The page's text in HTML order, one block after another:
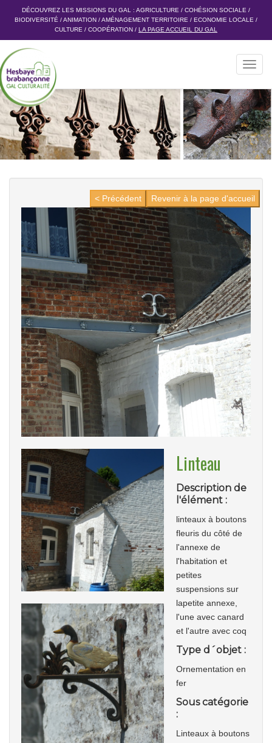
DÉCOUVREZ LES MISSIONS DU GAL : AGRICULTURE / COHÉSION SOCIALE /
BIODIVERSITÉ /ANIMATION /AMÉNAGEMENT TERRITOIRE / ECONOMIE LOCALE /
CULTURE / COOPÉRATION / LA PAGE ACCUEIL DU GAL
Revenir à la page d'accueil
< Précédent
Linteau
Description de
l'élément :
linteaux à boutons
fleuris du côté de
l'annexe de
l'habitation et
petites
suspensions sur
lapetite annexe,
l'une avec canard
et l'autre avec coq
Type d´objet :
Ornementation en
fer
Sous catégorie
:
Linteaux à boutons